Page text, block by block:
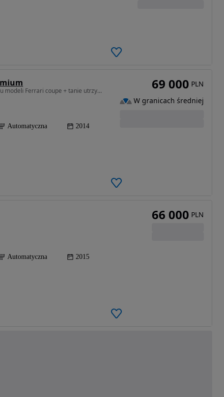
1998 cm3 • 275 KM • Auto jest piękniejsze od wielu modeli Ferrari coupe + tanie utrzymanie
Automatyczna 2014
69 000 PLN
W granicach średniej
Automatyczna 2015
66 000 PLN